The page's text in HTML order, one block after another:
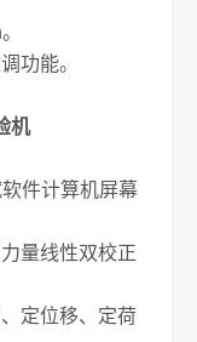
功能。
机
件计算机屏幕
量线性双校正
定位移、定荷